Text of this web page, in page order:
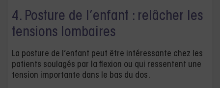
4. Posture de l’enfant : relâcher les
tensions lombaires
La posture de l’enfant peut être intéressante chez les
patients soulagés par la flexion ou qui ressentent une
tension importante dans le bas du dos.